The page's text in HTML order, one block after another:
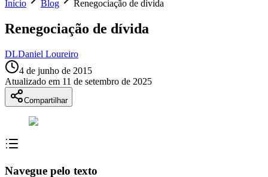
Início
Blog Renegociação de dívida
Renegociação de dívida
DLDaniel Loureiro
4 de junho de 2015
Atualizado em 11 de setembro de 2025
Compartilhar
Navegue pelo texto